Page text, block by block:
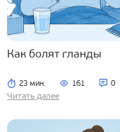
Как болят гланды
23 мин. 161 0
Читать далее